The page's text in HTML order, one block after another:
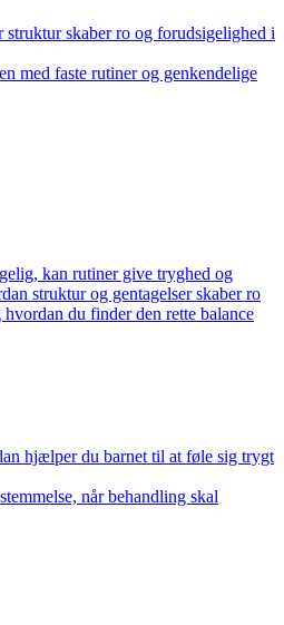
struktur skaber ro og forudsigelighed i
med faste rutiner og genkendelige
kan rutiner give tryghed og
struktur og gentagelser skaber ro
du finder den rette balance
hjælper du barnet til at føle sig trygt
når behandling skal